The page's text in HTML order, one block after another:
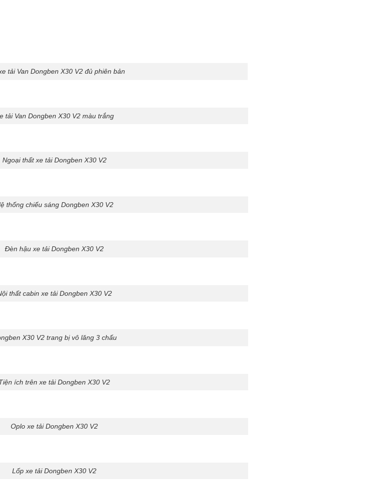
tải Van Dongben X30 V2 đủ phiên bản
tải Van Dongben X30 V2 màu trắng
Ngoại thất xe tải Dongben X30 V2
thống chiếu sáng Dongben X30 V2
Đèn hậu xe tải Dongben X30 V2
thất cabin xe tải Dongben X30 V2
X30 V2 trang bị vô lăng 3 chấu
ích trên xe tải Dongben X30 V2
Oplo xe tải Dongben X30 V2
Lốp xe tải Dongben X30 V2